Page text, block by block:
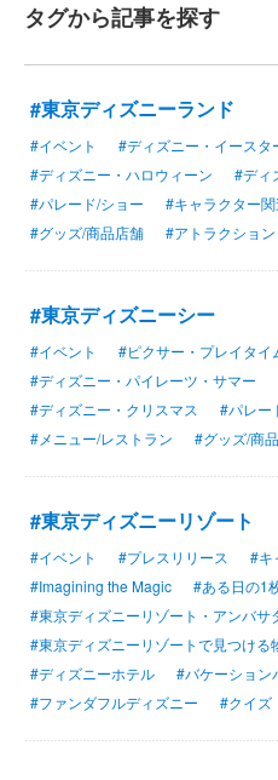
タグから記事を探す
#東京ディズニーランド
#イベント #ディズニー・イースタ
#ディズニー・ハロウィーン
#ディ
#パレード/ショー
#キャラクター関
#グッズ/商品店舗
#アトラクション
#東京ディズニーシー
#イベント #ピクサー・プレイタイ
#ディズニー・パイレーツ・サマー
#ディズニー・クリスマス
#パレー
#メニュー/レストラン
#グッズ/商
#東京ディズニーリゾート
#イベント #プレスリリース
#キ
#Imagining the Magic
#ある日の1
#東京ディズニーリゾート・アンバサ
#東京ディズニーリゾートで見つける
#ディズニーホテル
#バケーション
#ファンダフルディズニー
#クイズ